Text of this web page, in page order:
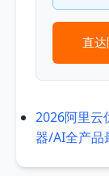
直
2026阿里云
器/AI全产品